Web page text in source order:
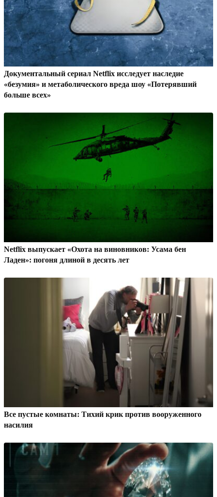
Документальный сериал Netflix исследует наследие
«безумия» и метаболического вреда шоу «Потерявший
больше всех»
Netflix выпускает «Охота на виновников: Усама бен
Ладен»: погоня длиной в десять лет
Все пустые комнаты: Тихий крик против вооруженного
насилия